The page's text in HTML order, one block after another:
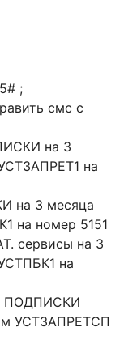
;
смс с
на 3
на
на 3 месяца
на номер 5151
сервисы на 3
на
ПОДПИСКИ
УСТЗАПРЕТСП